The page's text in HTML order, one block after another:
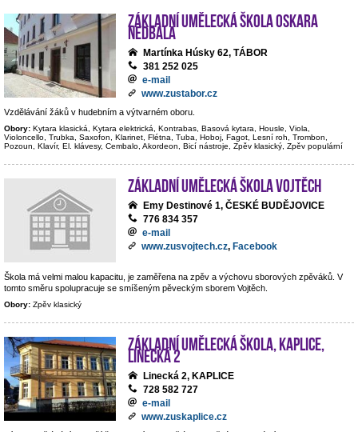
Základní umělecká škola Oskara
Nedbala
Martínka Húsky 62, TÁBOR
381 252 025
e-mail
www.zustabor.cz
Vzdělávání žáků v hudebním a výtvarném oboru.
Obory: Kytara klasická, Kytara elektrická, Kontrabas, Basová kytara, Housle, Viola,
Violoncello, Trubka, Saxofon, Klarinet, Flétna, Tuba, Hoboj, Fagot, Lesní roh, Trombon,
Pozoun, Klavír, El. klávesy, Cembalo, Akordeon, Bicí nástroje, Zpěv klasický, Zpěv populární
Základní umělecká škola Vojtěch
Emy Destinové 1, ČESKÉ BUDĚJOVICE
776 834 357
e-mail
www.zusvojtech.cz, Facebook
Škola má velmi malou kapacitu, je zaměřena na zpěv a výchovu sborových zpěváků. V
tomto směru spolupracuje se smíšeným pěveckým sborem Vojtěch.
Obory: Zpěv klasický
Základní umělecká škola, Kaplice,
Linecká 2
Linecká 2, KAPLICE
728 582 727
e-mail
www.zuskaplice.cz